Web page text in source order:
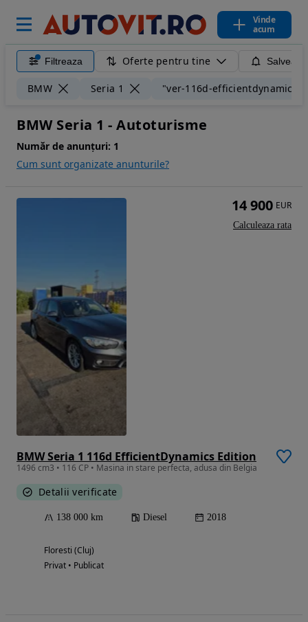
Vinde
acum
Filtreaza Oferte pentru tine
BMW Seria 1 "ver-116d-efficientdynamics-
BMW Seria 1 - Autoturisme
Număr de anunțuri: 1
Cum sunt organizate anunturile?
BMW Seria 1 116d EfficientDynamics Edition
1496 cm3 • 116 CP • Masina in stare perfecta, adusa din Belgia
Detalii verificate
138 000 km Diesel 2018
Floresti (Cluj)
Privat • Publicat
14 900 EUR
Calculeaza rata